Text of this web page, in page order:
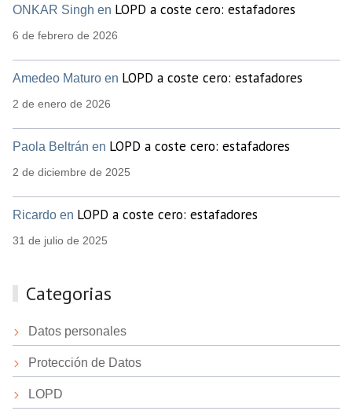
ONKAR Singh en LOPD a coste cero: estafadores
6 de febrero de 2026
Amedeo Maturo en LOPD a coste cero: estafadores
2 de enero de 2026
Paola Beltrán en LOPD a coste cero: estafadores
2 de diciembre de 2025
Ricardo en LOPD a coste cero: estafadores
31 de julio de 2025
Categorias
Datos personales
Protección de Datos
LOPD